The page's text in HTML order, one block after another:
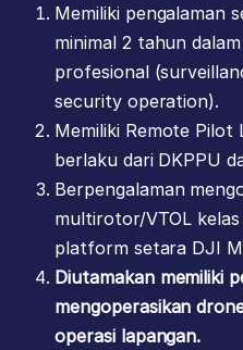
Memiliki pengalaman
minimal 2 tahun
profesional
security operation).
Memiliki Remote Pilot
berlaku dari DKPPU
Berpengalaman
multirotor/VTOL
platform setara DJI
Diutamakan memiliki
mengoperasikan
operasi lapangan.